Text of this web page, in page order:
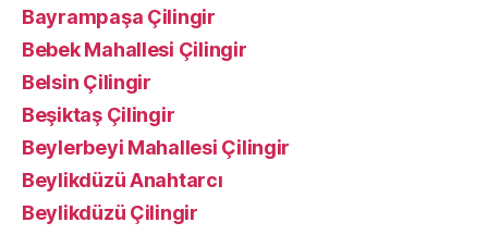
Bayrampaşa Çilingir
Bebek Mahallesi Çilingir
Belsin Çilingir
Beşiktaş Çilingir
Beylerbeyi Mahallesi Çilingir
Beylikdüzü Anahtarcı
Beylikdüzü Çilingir